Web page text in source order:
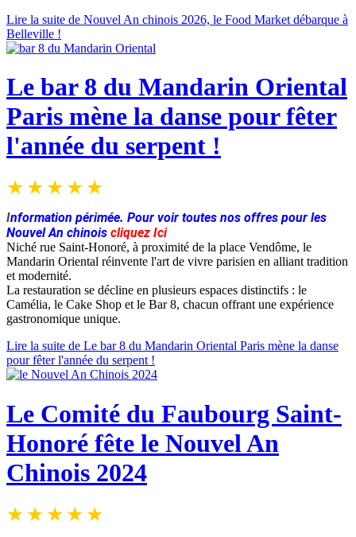
Lire la suite de Nouvel An chinois 2026, le Food Market débarque à
Belleville !
Le bar 8 du Mandarin Oriental
Paris mène la danse pour fêter
l'année du serpent !
Information périmée. Pour voir toutes nos offres pour les
Nouvel An chinois cliquez Ici
Niché rue Saint-Honoré, à proximité de la place Vendôme, le
Mandarin Oriental réinvente l'art de vivre parisien en alliant tradition
et modernité.
La restauration se décline en plusieurs espaces distinctifs : le
Camélia, le Cake Shop et le Bar 8, chacun offrant une expérience
gastronomique unique.
Lire la suite de Le bar 8 du Mandarin Oriental Paris mène la danse
pour fêter l'année du serpent !
Le Comité du Faubourg Saint-
Honoré fête le Nouvel An
Chinois 2024